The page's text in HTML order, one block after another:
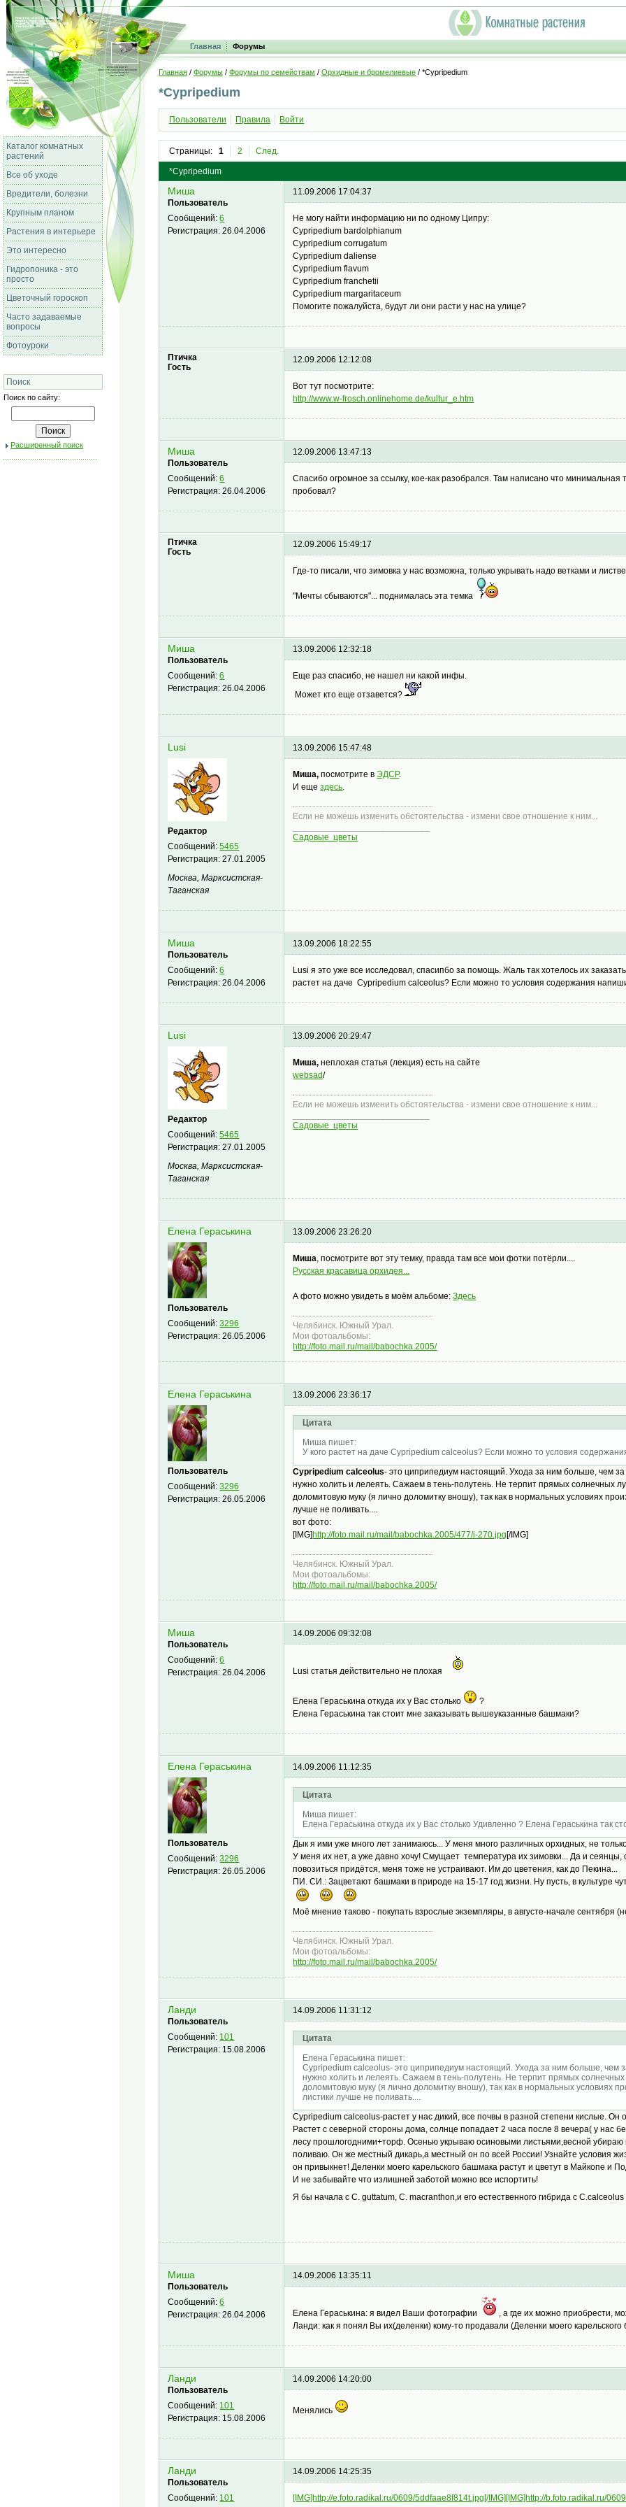
Главная Форумы
Каталог комнатных
растений
Все об уходе
Вредители, болезни
Крупным планом
Растения в интерьере
Это интересно
Гидропоника - это
просто
Цветочный гороскоп
Часто задаваемые
вопросы
Фотоуроки
Поиск
Поиск по сайту:
Расширенный поиск
Главная / Форумы / Форумы по семействам / Орхидные и бромелиевые / *Cypripedium
*Cypripedium
Пользователи Правила Войти
Страницы: 1 2 След.
*Cypripedium
Миша
Пользователь
Сообщений:6
Регистрация:26.04.2006
11.09.2006 17:04:37
Не могу найти информацию ни по одному Ципру:
Cypripedium bardolphianum
Cypripedium corrugatum
Cypripedium daliense
Cypripedium flavum
Cypripedium franchetii
Cypripedium margaritaceum
Помогите пожалуйста, будут ли они расти у нас на улице?
Птичка
Гость
12.09.2006 12:12:08
Вот тут посмотрите:
http://www.w-frosch.onlinehome.de/kultur_e.htm
Миша
Пользователь
Сообщений:6
Регистрация:26.04.2006
12.09.2006 13:47:13
Спасибо огромное за ссылку, кое-как разобрался. Там написано что
пробовал?
Птичка
Гость
12.09.2006 15:49:17
Где-то писали, что зимовка у нас возможна, только укрывать надо ветками и
"Мечты сбываются"... поднималась эта темка
Миша
Пользователь
Сообщений:6
Регистрация:26.04.2006
13.09.2006 12:32:18
Еще раз спасибо, не нашел ни какой инфы.
Может кто еще отзавется?
Lusi
Редактор
Сообщений:5465
Регистрация:27.01.2005
Москва, Марксистская-
Таганская
13.09.2006 15:47:48
Миша, посмотрите вЭДСР.
И ещездесь.
Если не можешь изменить обстоятельства - измени свое отношение к ним...
Садовые цветы
Миша
Пользователь
Сообщений:6
Регистрация:26.04.2006
13.09.2006 18:22:55
Lusi я это уже все исследовал, спасипбо за помощь. Жаль так хотелось их
растет на даче Cypripedium calceolus? Если можно то условия содержания
Lusi
Редактор
Сообщений:5465
Регистрация:27.01.2005
Москва, Марксистская-
Таганская
13.09.2006 20:29:47
Миша, неплохая статья (лекция) есть на сайте
websad/
Если не можешь изменить обстоятельства - измени свое отношение к ним...
Садовые цветы
Елена Гераськина
Пользователь
Сообщений:3296
Регистрация:26.05.2006
13.09.2006 23:26:20
Миша, посмотрите вот эту темку, правда там все мои фотки потёрли....
Русская красавица орхидея...
А фото можно увидеть в моём альбоме:Здесь
Челябинск. Южный Урал.
Мои фотоальбомы:
http://foto.mail.ru/mail/babochka.2005/
Елена Гераськина
Пользователь
Сообщений:3296
Регистрация:26.05.2006
13.09.2006 23:36:17
Цитата
Миша пишет:
У кого растет на даче Cypripedium calceolus? Если можно то условия
Cypripedium calceolus- это циприпедиум настоящий. Ухода за ним больше, чем
нужно холить и лелеять. Сажаем в тень-полутень. Не терпит прямых солнечных
доломитовую муку (я лично доломитку вношу), так как в нормальных условиях
лучше не поливать....
вот фото:
[IMG]http://foto.mail.ru/mail/babochka.2005/477/i-270.jpg[/IMG]
Челябинск. Южный Урал.
Мои фотоальбомы:
http://foto.mail.ru/mail/babochka.2005/
Миша
Пользователь
Сообщений:6
Регистрация:26.04.2006
14.09.2006 09:32:08
Lusi статья действительно не плохая
Елена Гераськина откуда их у Вас столько
?
Елена Гераськина так стоит мне заказывать вышеуказанные башмаки?
Елена Гераськина
Пользователь
Сообщений:3296
Регистрация:26.05.2006
14.09.2006 11:12:35
Цитата
Миша пишет:
Елена Гераськина откуда их у Вас столько Удивленно ? Елена Гераськина так
Дык я ими уже много лет занимаюсь... У меня много различных орхидных, не
У меня их нет, а уже давно хочу! Смущает температура их зимовки... Да и
повозиться придётся, меня тоже не устраивают. Им до цветения, как до Пекина...
ПИ. СИ.: Зацветают башмаки в природе на 15-17 год жизни. Ну пусть, в культуре
Моё мнение таково - покупать взрослые экземпляры, в августе-начале сентября
Челябинск. Южный Урал.
Мои фотоальбомы:
http://foto.mail.ru/mail/babochka.2005/
Ланди
Пользователь
Сообщений: 101
Регистрация: 15.08.2006
14.09.2006 11:31:12
Цитата
Елена Гераськина пишет:
Cypripedium calceolus- это циприпедиум настоящий. Ухода за ним больше, чем
нужно холить и лелеять. Сажаем в тень-полутень. Не терпит прямых
доломитовую муку (я лично доломитку вношу), так как в нормальных условиях
листики лучше не поливать....
Cypripedium calceolus-растет у нас дикий, все почвы в разной степени кислые. Он
Растет с северной стороны дома, солнце попадает 2 часа после 8 вечера( у нас
лесу прошлогодними+торф. Осенью укрываю осиновыми листьями,весной
поливаю. Он же местный дикарь,а местный он по всей России! Узнайте условия
он привыкнет! Деленки моего карельского башмака растут и цветут в Майкопе и
И не забывайте что излишней заботой можно все испортить!
Я бы начала с C. guttatum, C. macranthon,и его естественного гибрида с
Миша
Пользователь
Сообщений:6
Регистрация:26.04.2006
14.09.2006 13:35:11
Елена Гераськина: я видел Ваши фотографии
, а где их можно приобрести,
Ланди: как я понял Вы их(деленки) кому-то продавали (Деленки моего
Ланди
Пользователь
Сообщений: 101
Регистрация: 15.08.2006
14.09.2006 14:20:00
Менялись
Ланди
Пользователь
Сообщений: 101
14.09.2006 14:25:35
[IMG]http://e.foto.radikal.ru/0609/5ddfaae8f814t.jpg[/IMG][IMG]http://b.foto.radikal.ru/